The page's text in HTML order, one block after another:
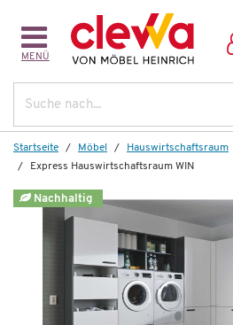
MENÜ
Startseite Möbel
Hauswirtschafts­raum
Express Hauswirtschaftsraum WIN
Nachhaltig